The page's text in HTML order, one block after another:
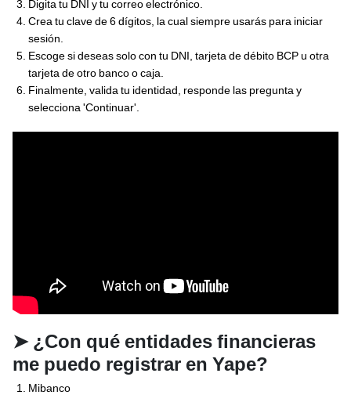
Digita tu DNI y tu correo electrónico.
Crea tu clave de 6 dígitos, la cual siempre usarás para iniciar
sesión.
Escoge si deseas solo con tu DNI, tarjeta de débito BCP u otra
tarjeta de otro banco o caja.
Finalmente, valida tu identidad, responde las pregunta y
selecciona 'Continuar'.
➤ ¿Con qué entidades financieras
me puedo registrar en Yape?
Mibanco